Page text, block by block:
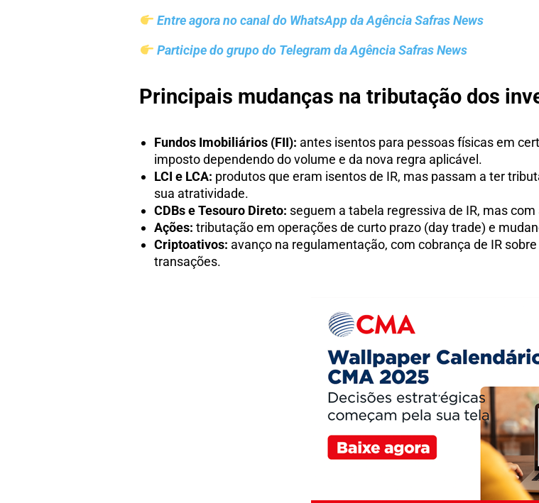
Entre agora no canal do WhatsApp da Agência Safras News
Participe do grupo do Telegram da Agência Safras News
Principais mudanças na tributação dos
Fundos Imobiliários (FII): antes isentos para pessoas físicas em
imposto dependendo do volume e da nova regra aplicável.
LCI e LCA: produtos que eram isentos de IR, mas passam a ter
sua atratividade.
CDBs e Tesouro Direto: seguem a tabela regressiva de IR, mas
Ações:tributação em operações de curto prazo (day trade) e
Criptoativos: avanço na regulamentação, com cobrança de IR
transações.